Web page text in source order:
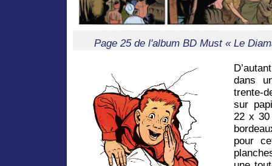
Page 25 de l'album BD Must « Le
dans
trente-
sur
22 x
pour